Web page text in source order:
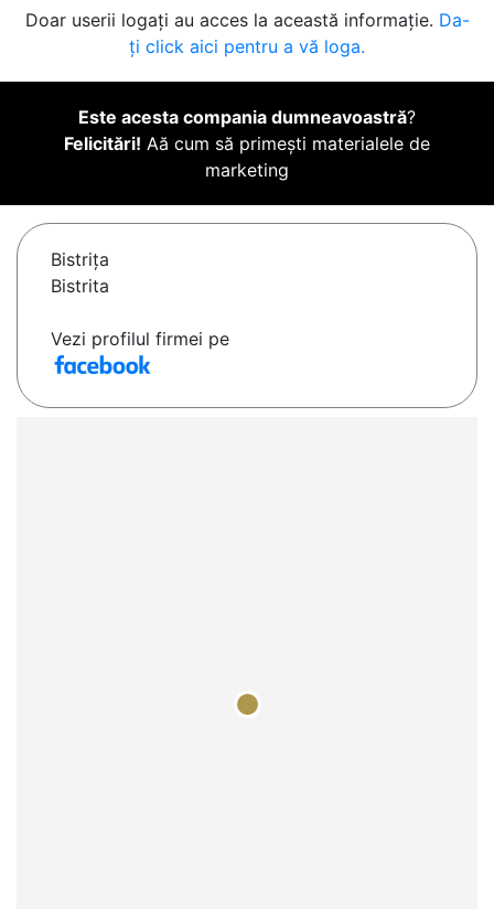
Doar userii logați au acces la această informație. Da-
ți click aici pentru a vă loga.
Este acesta compania dumneavoastră?
Felicitări! Aă cum să primești materialele de
marketing
Bistriţa
Bistrita
Vezi profilul firmei pe